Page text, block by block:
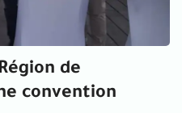
de
convention